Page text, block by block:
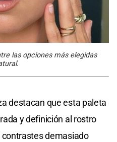
las opciones más elegidas
destacan que esta paleta
y definición al rostro
contrastes demasiado